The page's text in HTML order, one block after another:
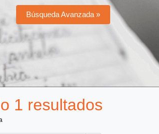
Búsqueda Avanzada »
1 resultados